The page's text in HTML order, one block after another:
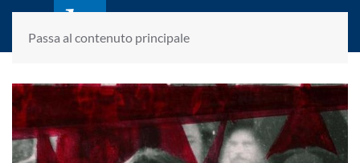
Passa al contenuto principale
laletteraturaenoi.it
fondato da Romano Luperini